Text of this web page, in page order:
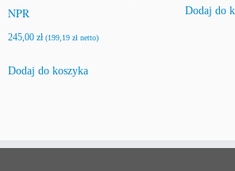
NPR
245,00 zł (199,19 zł netto)
Dodaj do koszyka
Dodaj do